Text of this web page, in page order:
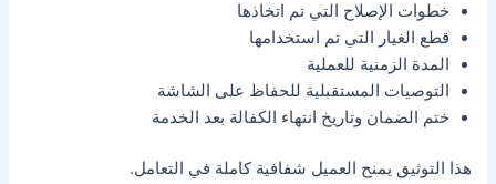
خطوات الإصلاح التي تم اتخاذها
قطع الغيار التي تم استخدامها
المدة الزمنية للعملية
التوصيات المستقبلية للحفاظ على الشاشة
ختم الضمان وتاريخ انتهاء الكفالة بعد الخدمة
هذا التوثيق يمنح العميل شفافية كاملة في التعامل.